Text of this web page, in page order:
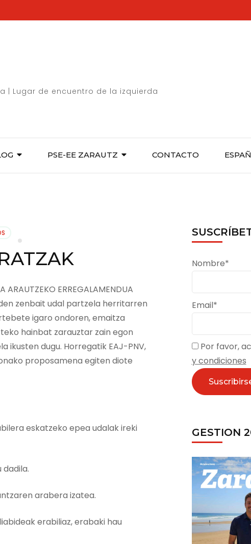
| Lugar de encuentro de la izquierda
PSE-EE ZARAUTZ CONTACTO
ERREGALAMENDUA
zenbait udal partzela herritarren
igaro ondoren, emaitza
hainbat zarauztar zain egon
ikusten dugu. Horregatik EAJ-PNV,
proposamena egiten diote
eskatzeko epea udalak ireki
arabera izatea.
erabiliaz, erabaki hau
Nombre*
Email*
Por favor,
y condiciones
GESTION